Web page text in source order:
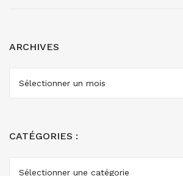
ARCHIVES
ARCHIVES
CATÉGORIES :
CATÉGORIES